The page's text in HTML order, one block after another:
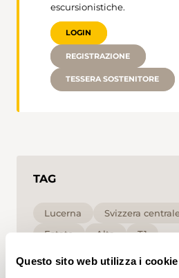
Questo sito web utilizza i cookie
escursionistiche.
LOGIN
REGISTRAZIONE
TESSERA SOSTENITORE
TAG
Lucerna Svizzera
Estate
Alta T1